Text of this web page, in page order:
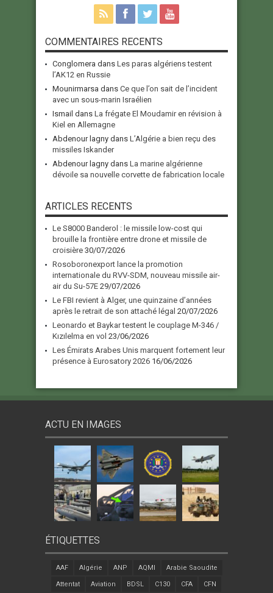
COMMENTAIRES RECENTS
Conglomera dans Les paras algériens testent
l’AK12 en Russie
Mounirmarsa dans Ce que l’on sait de l’incident
avec un sous-marin Israélien
Ismail dans La frégate El Moudamir en révision à
Kiel en Allemagne
Abdenour lagny dans L’Algérie a bien reçu des
missiles Iskander
Abdenour lagny dans La marine algérienne
dévoile sa nouvelle corvette de fabrication locale
ARTICLES RECENTS
Le S8000 Banderol : le missile low-cost qui
brouille la frontière entre drone et missile de
croisière 30/07/2026
Rosoboronexport lance la promotion
internationale du RVV-SDM, nouveau missile air-
air du Su-57E 29/07/2026
Le FBI revient à Alger, une quinzaine d’années
après le retrait de son attaché légal 20/07/2026
Leonardo et Baykar testent le couplage M-346 /
Kızılelma en vol 23/06/2026
Les Émirats Arabes Unis marquent fortement leur
présence à Eurosatory 2026 16/06/2026
ACTU EN IMAGES
ÉTIQUETTES
AAF Algérie ANP AQMI Arabie Saoudite
Attentat Aviation BDSL C130 CFA CFN